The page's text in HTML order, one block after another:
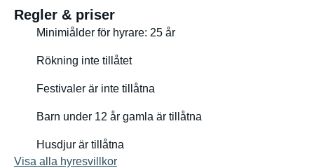
Regler & priser
Minimiålder för hyrare: 25 år
Rökning inte tillåtet
Festivaler är inte tillåtna
Barn under 12 år gamla är tillåtna
Husdjur är tillåtna
Visa alla hyresvillkor